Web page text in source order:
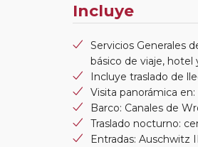
Incluye
Servicios Generales
básico de viaje,
Incluye traslado de
Visita panorámica en:
Barco: Canales de
Traslado nocturno:
Entradas: Auschwitz